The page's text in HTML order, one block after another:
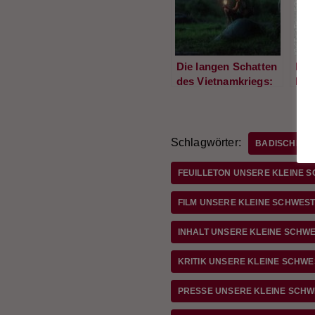
Die langen Schatten
des Vietnamkriegs:
Der
Schlagwörter: BADISCHE
FEUILLETON UNSERE KLEINE
FILM UNSERE KLEINE
INHALT UNSERE KLEINE
KRITIK UNSERE KLEINE
PRESSE UNSERE KLEINE